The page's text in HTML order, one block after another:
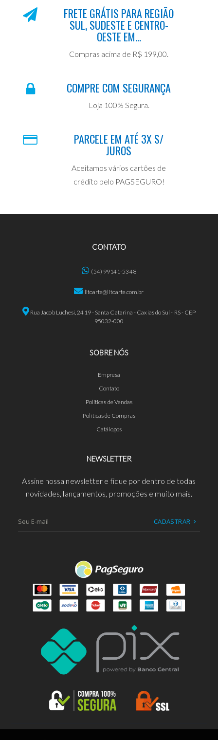
FRETE GRÁTIS PARA REGIÃO
SUL, SUDESTE E CENTRO-
OESTE EM...
Compras acima de R$ 199,00.
COMPRE COM SEGURANÇA
Loja 100% Segura.
PARCELE EM ATÉ 3X S/
JUROS
Aceitamos vários cartões de
crédito pelo PAGSEGURO!
CONTATO
(54) 99141-5348
litoarte@litoarte.com.br
Rua Jacob Luchesi, 2419 - Santa Catarina - Caxias do Sul - RS - CEP
95032-000
SOBRE NÓS
Empresa
Contato
Políticas de Vendas
Políticas de Compras
Catálogos
NEWSLETTER
Assine nossa newsletter e fique por dentro de todas
novidades, lançamentos, promoções e muito mais.
CADASTRAR